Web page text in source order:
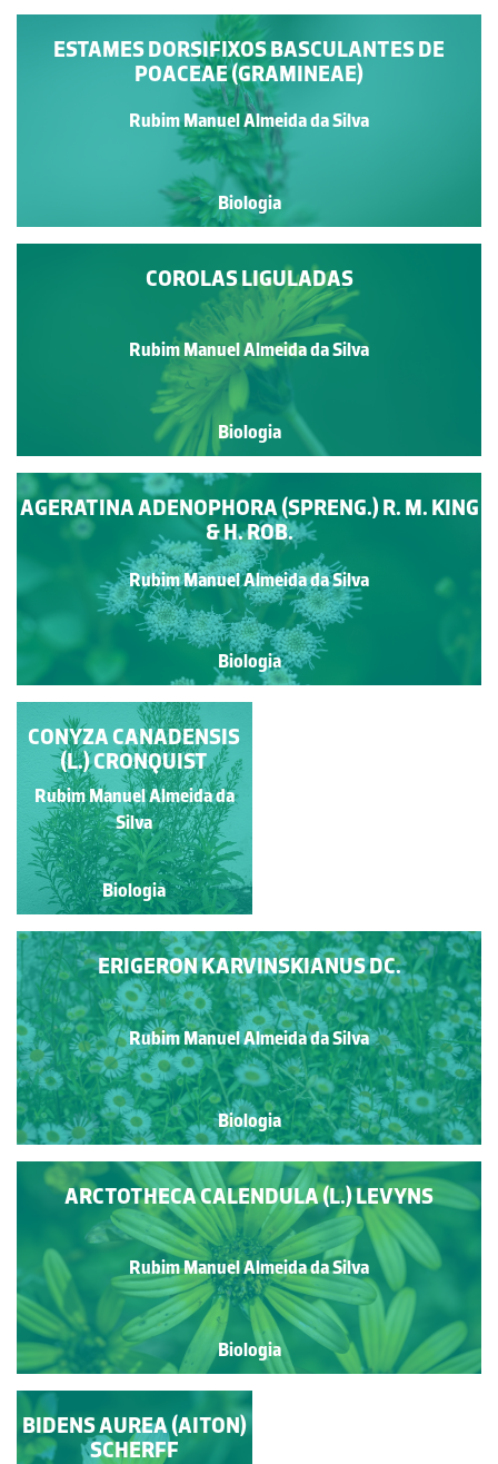
ESTAMES DORSIFIXOS BASCULANTES DE
POACEAE (GRAMINEAE)
Rubim Manuel Almeida da Silva
Biologia
COROLAS LIGULADAS
Rubim Manuel Almeida da Silva
Biologia
AGERATINA ADENOPHORA (SPRENG.) R. M. KING
& H. ROB.
Rubim Manuel Almeida da Silva
Biologia
BELLIS PERENNIS L.
Rubim Manuel Almeida da
Silva
Biologia
CONYZA CANADENSIS
(L.) CRONQUIST
Rubim Manuel Almeida da
Silva
Biologia
ERIGERON KARVINSKIANUS DC.
Rubim Manuel Almeida da Silva
Biologia
ARCTOTHECA CALENDULA (L.) LEVYNS
Rubim Manuel Almeida da Silva
Biologia
ANDRYALA
INTEGRIFOLIA L.
BIDENS AUREA (AITON)
SCHERFF